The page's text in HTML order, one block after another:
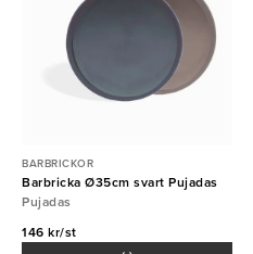
BARBRICKOR
Barbricka Ø35cm svart Pujadas
Pujadas
146 kr/st